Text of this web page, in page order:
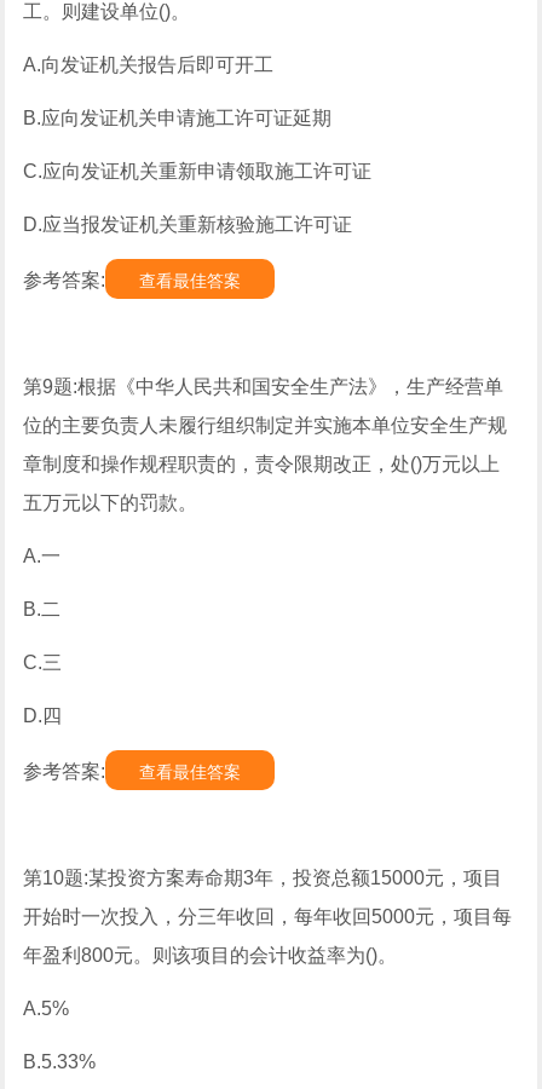
工。则建设单位()。
A.向发证机关报告后即可开工
B.应向发证机关申请施工许可证延期
C.应向发证机关重新申请领取施工许可证
D.应当报发证机关重新核验施工许可证
参考答案: 查看最佳答案
第9题:根据《中华人民共和国安全生产法》，生产经营单
位的主要负责人未履行组织制定并实施本单位安全生产规
章制度和操作规程职责的，责令限期改正，处()万元以上
五万元以下的罚款。
A.一
B.二
C.三
D.四
参考答案: 查看最佳答案
第10题:某投资方案寿命期3年，投资总额15000元，项目
开始时一次投入，分三年收回，每年收回5000元，项目每
年盈利800元。则该项目的会计收益率为()。
A.5%
B.5.33%